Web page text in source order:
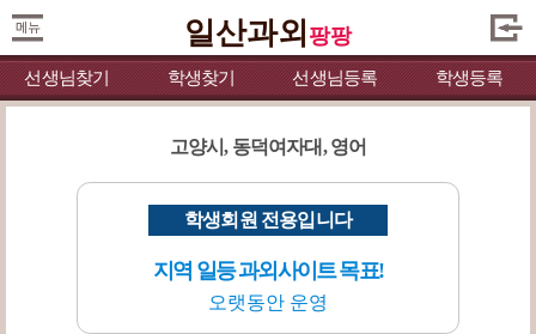
일산과외 팡팡
선생님찾기 학생찾기 선생님등록 학생등록
고양시, 동덕여자대, 영어
학생회원 전용입니다
지역 일등 과외사이트 목표!
오랫동안 운영